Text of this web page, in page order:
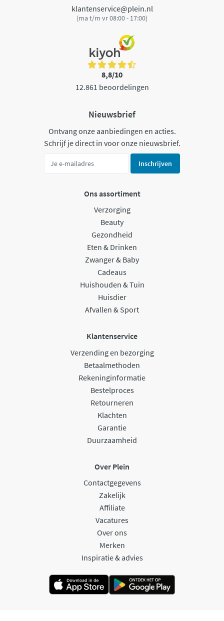
klantenservice@plein.nl
(ma t/m vr 08:00 - 17:00)
8,8/10
12.861 beoordelingen
Nieuwsbrief
Ontvang onze aanbiedingen en acties.
Schrijf je direct in voor onze nieuwsbrief.
Inschrijven
Ons assortiment
Verzorging
Beauty
Gezondheid
Eten & Drinken
Zwanger & Baby
Cadeaus
Huishouden & Tuin
Huisdier
Afvallen & Sport
Klantenservice
Verzending en bezorging
Betaalmethoden
Rekeninginformatie
Bestelproces
Retourneren
Klachten
Garantie
Duurzaamheid
Over Plein
Contactgegevens
Zakelijk
Affiliate
Vacatures
Over ons
Merken
Inspiratie & advies